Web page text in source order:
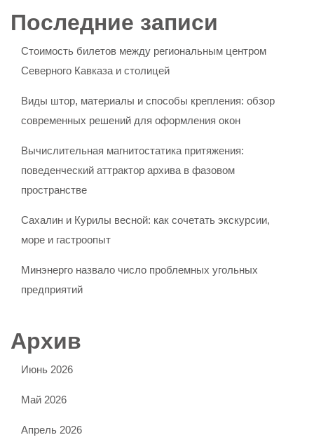
Последние записи
Стоимость билетов между региональным центром
Северного Кавказа и столицей
Виды штор, материалы и способы крепления: обзор
современных решений для оформления окон
Вычислительная магнитостатика притяжения:
поведенческий аттрактор архива в фазовом
пространстве
Сахалин и Курилы весной: как сочетать экскурсии,
море и гастроопыт
Минэнерго назвало число проблемных угольных
предприятий
Архив
Июнь 2026
Май 2026
Апрель 2026